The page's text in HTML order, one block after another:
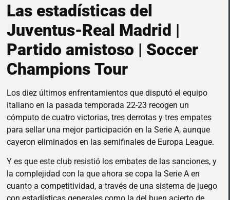
Las estadísticas del
Juventus-Real Madrid |
Partido amistoso | Soccer
Champions Tour
Los diez últimos enfrentamientos que disputó el equipo
italiano en la pasada temporada 22-23 recogen un
cómputo de cuatro victorias, tres derrotas y tres empates
para sellar una mejor participación en la Serie A, aunque
cayeron eliminados en las semifinales de Europa League.
Y es que este club resistió los embates de las sanciones, y
la complejidad con la que ahora se copa la Serie A en
cuanto a competitividad, a través de una sistema de juego